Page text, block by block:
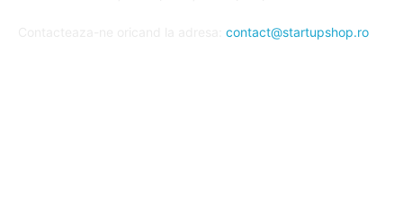
contact@startupshop.ro